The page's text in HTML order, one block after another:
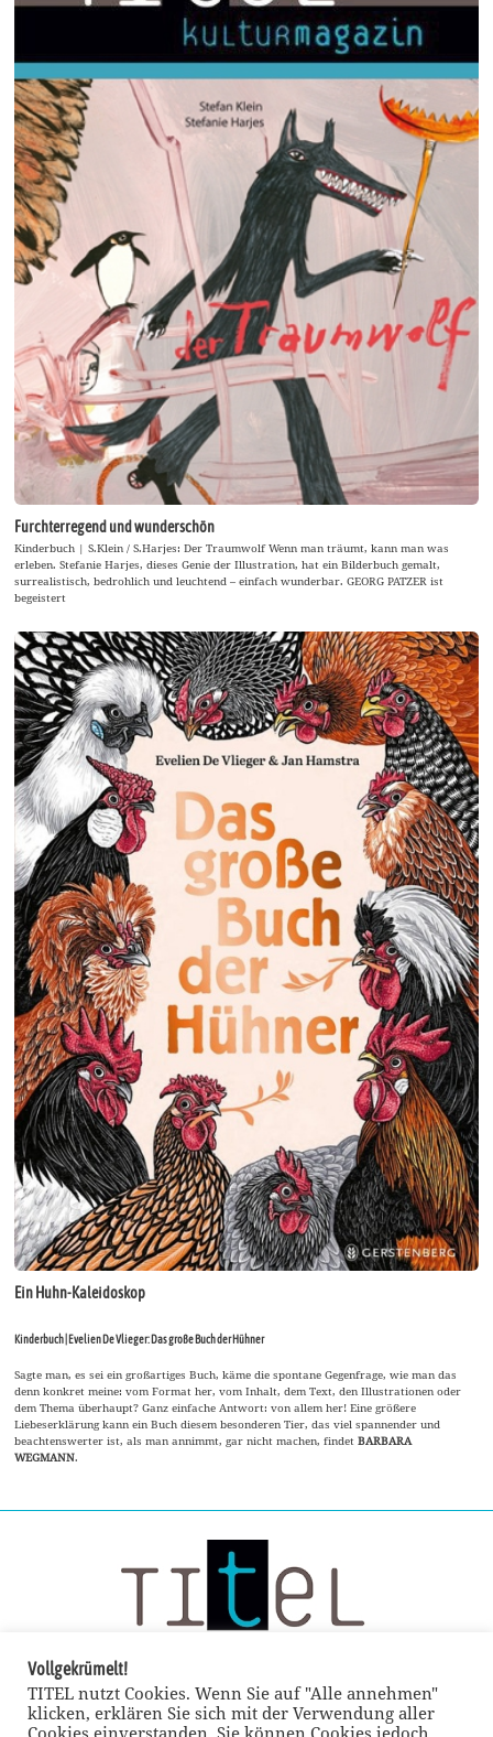
Furchterregend und wunderschön
Kinderbuch | S.Klein / S.Harjes: Der Traumwolf Wenn man träumt, kann man was
erleben. Stefanie Harjes, dieses Genie der Illustration, hat ein Bilderbuch gemalt,
surrealistisch, bedrohlich und leuchtend – einfach wunderbar. GEORG PATZER ist
begeistert
Ein Huhn-Kaleidoskop
Kinderbuch | Evelien De Vlieger: Das große Buch der Hühner
Sagte man, es sei ein großartiges Buch, käme die spontane Gegenfrage, wie man das
denn konkret meine: vom Format her, vom Inhalt, dem Text, den Illustrationen oder
dem Thema überhaupt? Ganz einfache Antwort: von allem her! Eine größere
Liebeserklärung kann ein Buch diesem besonderen Tier, das viel spannender und
beachtenswerter ist, als man annimmt, gar nicht machen, findetBARBARA
WEGMANN.
Vollgekrümelt!
TITEL nutzt Cookies. Wenn Sie auf "Alle annehmen"
klicken, erklären Sie sich mit der Verwendung aller
Cookies einverstanden. Sie können Cookies jedoch